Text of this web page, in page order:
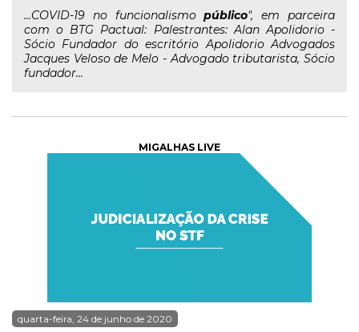
...COVID-19 no funcionalismopúblico", em parceira
com o BTG Pactual: Palestrantes: Alan Apolidorio -
Sócio Fundador do escritório Apolidorio Advogados
Jacques Veloso de Melo - Advogado tributarista, Sócio
fundador...
MIGALHAS LIVE
quarta-feira, 24 de junho de 2020